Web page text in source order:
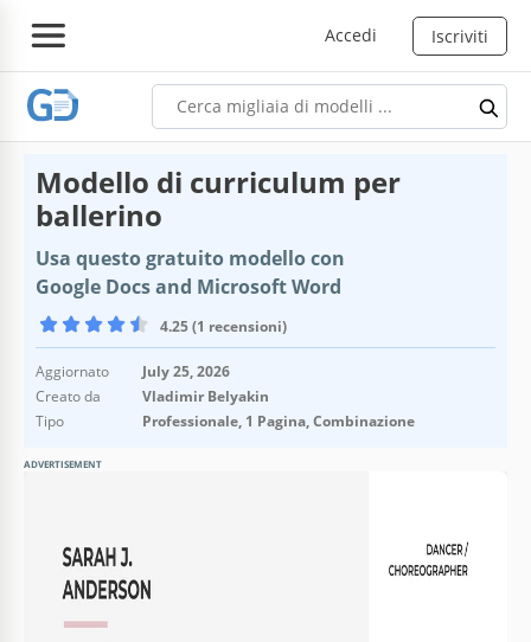
Accedi Iscriviti
Modello di curriculum per
ballerino
Usa questo gratuito modello con
Google Docs and Microsoft Word
4.25 (1 recensioni)
Aggiornato
July 25, 2026
Creato da
Vladimir Belyakin
Tipo
Professionale, 1 Pagina, Combinazione
ADVERTISEMENT